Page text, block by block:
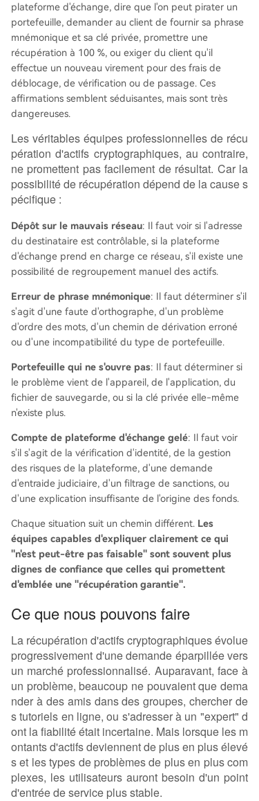
plateforme d'échange, dire que l'on peut pirater un
portefeuille, demander au client de fournir sa phrase
mnémonique et sa clé privée, promettre une
récupération à 100 %, ou exiger du client qu'il
effectue un nouveau virement pour des frais de
déblocage, de vérification ou de passage. Ces
affirmations semblent séduisantes, mais sont très
dangereuses.
Les véritables équipes professionnelles de récu
pération d'actifs cryptographiques, au contraire,
ne promettent pas facilement de résultat. Car la
possibilité de récupération dépend de la cause s
pécifique :
Dépôt sur le mauvais réseau: Il faut voir si l'adresse
du destinataire est contrôlable, si la plateforme
d'échange prend en charge ce réseau, s'il existe une
possibilité de regroupement manuel des actifs.
Erreur de phrase mnémonique: Il faut déterminer s'il
s'agit d'une faute d'orthographe, d'un problème
d'ordre des mots, d'un chemin de dérivation erroné
ou d'une incompatibilité du type de portefeuille.
Portefeuille qui ne s'ouvre pas: Il faut déterminer si
le problème vient de l'appareil, de l'application, du
fichier de sauvegarde, ou si la clé privée elle-même
n'existe plus.
Compte de plateforme d'échange gelé: Il faut voir
s'il s'agit de la vérification d'identité, de la gestion
des risques de la plateforme, d'une demande
d'entraide judiciaire, d'un filtrage de sanctions, ou
d'une explication insuffisante de l'origine des fonds.
Chaque situation suit un chemin différent. Les
équipes capables d'expliquer clairement ce qui
"n'est peut-être pas faisable" sont souvent plus
dignes de confiance que celles qui promettent
d'emblée une "récupération garantie".
Ce que nous pouvons faire
La récupération d'actifs cryptographiques évolue
progressivement d'une demande éparpillée vers
un marché professionnalisé. Auparavant, face à
un problème, beaucoup ne pouvaient que dema
nder à des amis dans des groupes, chercher de
s tutoriels en ligne, ou s'adresser à un "expert" d
ont la fiabilité était incertaine. Mais lorsque les m
ontants d'actifs deviennent de plus en plus élevé
s et les types de problèmes de plus en plus com
plexes, les utilisateurs auront besoin d'un point
d'entrée de service plus stable.